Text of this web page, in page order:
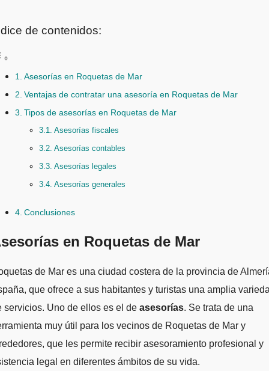
de contenidos:
Asesorías en Roquetas de Mar
Ventajas de contratar una asesoría en Roquetas de Mar
Tipos de asesorías en Roquetas de Mar
Asesorías fiscales
Asesorías contables
Asesorías legales
Asesorías generales
Conclusiones
en Roquetas de Mar
que ofrece a sus habitantes y turistas una amplia
servicios. Uno de ellos es el de asesorías. Se trata de una
muy útil para los vecinos de Roquetas de Mar y
que les permite recibir asesoramiento profesional y
legal en diferentes ámbitos de su vida.